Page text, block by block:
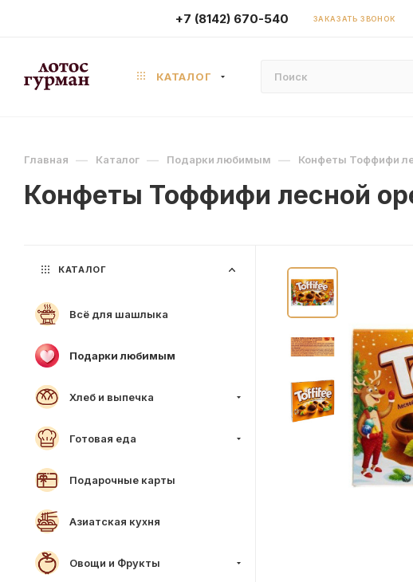
+7 (8142) 670-540 ЗАКАЗАТЬ ЗВОНОК
КАТАЛОГ
Главная — Каталог — Подарки любимым — Конфеты Тоффифи
Конфеты Тоффифи лесной
КАТАЛОГ
Всё для шашлыка
Подарки любимым
Хлеб и выпечка
Готовая еда
Подарочные карты
Азиатская кухня
Овощи и Фрукты